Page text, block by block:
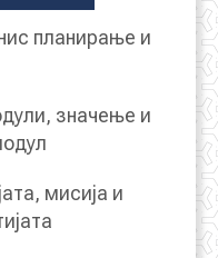
планирање и
значење и
мисија и